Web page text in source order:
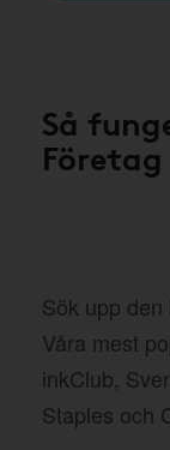
Så
Företag
Sök upp
Våra mest
inkClub,
Staples och